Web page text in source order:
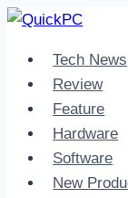
Skip
contentTech News
Review
Feature
Hardware
Software
New